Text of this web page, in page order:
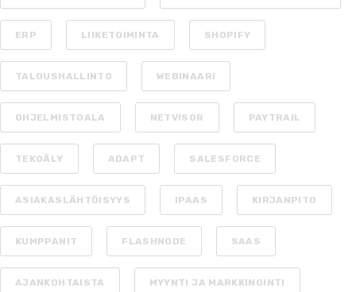
ERP LIIKETOIMINTA SHOPIFY
TALOUSHALLINTO WEBINAARI
OHJELMISTOALA NETVISOR PAYTRAIL
TEKOÄLY ADAPT SALESFORCE
ASIAKASLÄHTÖISYYS IPAAS KIRJANPITO
KUMPPANIT FLASHNODE SAAS
AJANKOHTAISTA MYYNTI JA MARKKINOINTI